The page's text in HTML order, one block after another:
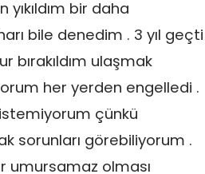
yıkıldım bir daha
bile denedim . 3 yıl geçti
ulaşmak
her yerden engelledi .
çünkü
sorunları görebiliyorum .
umursamaz olması